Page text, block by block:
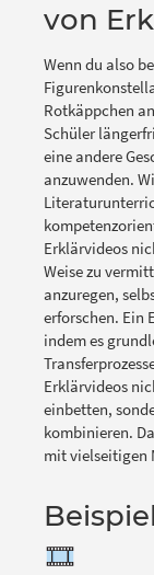
von
Wenn du also
Rotkäppchen
Schüler
eine andere
anzuwenden.
Erklärvideos
Weise zu
anzuregen,
erforschen. Ein
indem es
Erklärvideos
einbetten,
kombinieren.
mit vielseitigen